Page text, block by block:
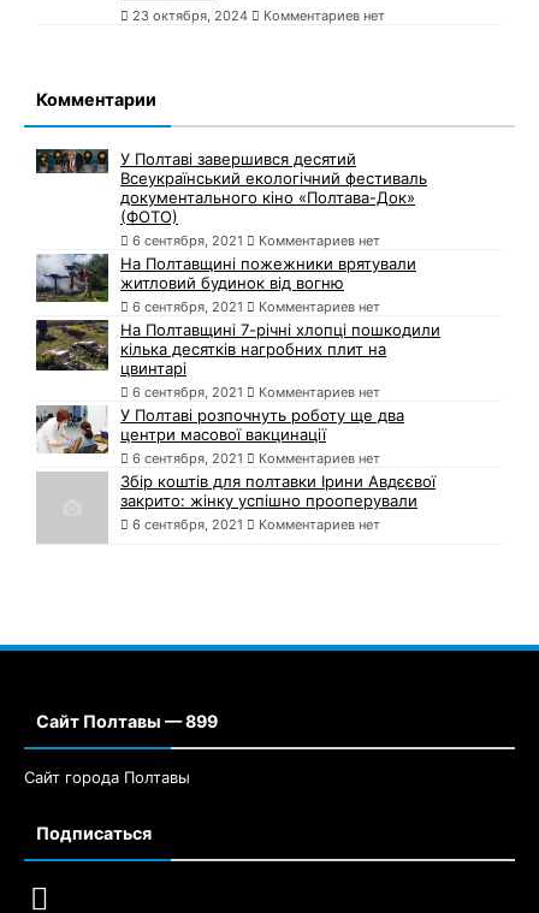
23 октября, 2024 Комментариев нет
Комментарии
У Полтаві завершився десятий
Всеукраїнський екологічний фестиваль
документального кіно «Полтава-Док»
(ФОТО)
6 сентября, 2021 Комментариев нет
На Полтавщині пожежники врятували
житловий будинок від вогню
6 сентября, 2021 Комментариев нет
На Полтавщині 7-річні хлопці пошкодили
кілька десятків нагробних плит на
цвинтарі
6 сентября, 2021 Комментариев нет
У Полтаві розпочнуть роботу ще два
центри масової вакцинації
6 сентября, 2021 Комментариев нет
Збір коштів для полтавки Ірини Авдєєвої
закрито: жінку успішно прооперували
6 сентября, 2021 Комментариев нет
Сайт Полтавы — 899
Сайт города Полтавы
Подписаться